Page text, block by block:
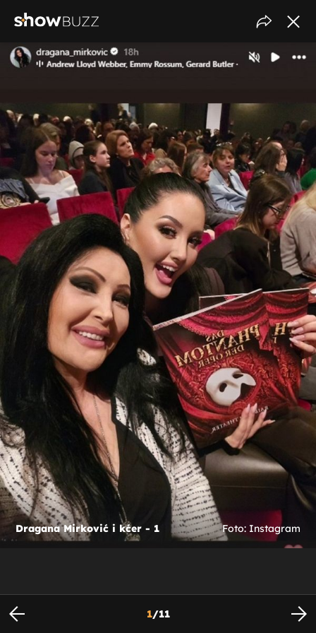
Dragana Mirković i kćer - 1 Foto: Instagram
1/11